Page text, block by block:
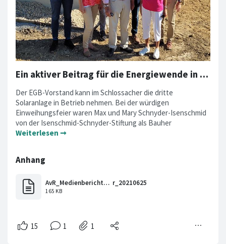
Ein aktiver Beitrag für die Energiewende in Buttisholz
Der EGB-Vorstand kann im Schlossacher die dritte
Solaranlage in Betrieb nehmen. Bei der würdigen
Einweihungsfeier waren Max und Mary Schnyder-Isenschmid
von der Isenschmid-Schnyder-Stiftung als Bauher
Weiterlesen ➞